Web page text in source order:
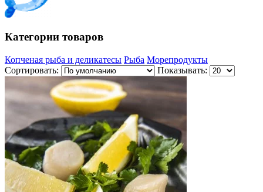
Категории товаров
Копченая рыба и деликатесы Рыба Морепродукты
Сортировать:
Показывать: